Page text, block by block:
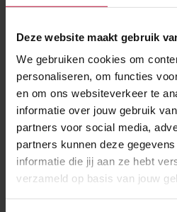
Deze website maakt gebruik
We gebruiken cookies om
personaliseren, om functies
en om ons websiteverkeer te
informatie over jouw gebruik
partners voor social media,
partners kunnen deze
informatie die jij aan ze hebt
verzameld op basis van jouw
bijna klaar